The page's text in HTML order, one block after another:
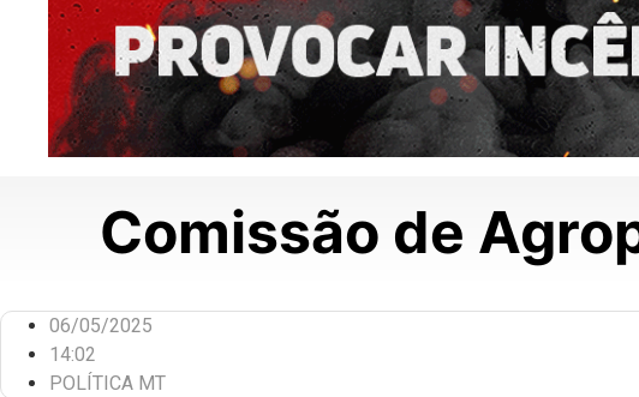
Comissão de
06/05/2025
14:02
POLÍTICA MT